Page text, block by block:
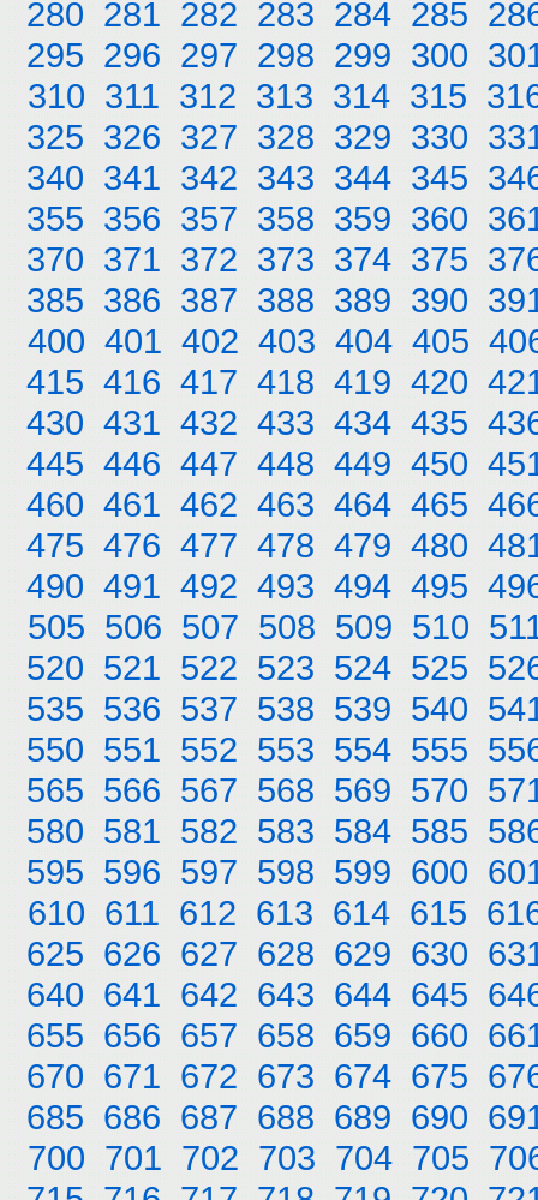
280 281 282 283 284 285
295 296 297 298 299 300
310 311 312 313 314 315
325 326 327 328 329 330
340 341 342 343 344 345
355 356 357 358 359 360
370 371 372 373 374 375
385 386 387 388 389 390
400 401 402 403 404 405
415 416 417 418 419 420
430 431 432 433 434 435
445 446 447 448 449 450
460 461 462 463 464 465
475 476 477 478 479 480
490 491 492 493 494 495
505 506 507 508 509 510
520 521 522 523 524 525
535 536 537 538 539 540
550 551 552 553 554 555
565 566 567 568 569 570
580 581 582 583 584 585
595 596 597 598 599 600
610 611 612 613 614 615
625 626 627 628 629 630
640 641 642 643 644 645
655 656 657 658 659 660
670 671 672 673 674 675
685 686 687 688 689 690
700 701 702 703 704 705